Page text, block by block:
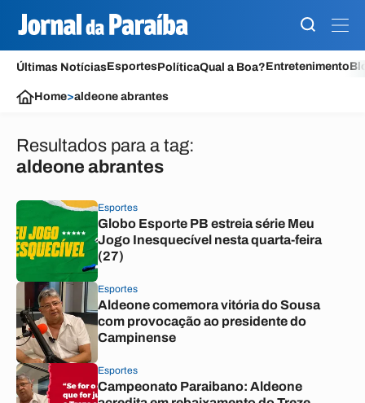
Últimas NotíciasEsportesPolíticaQual a Boa?Entretenimento
Home>aldeone abrantes
Resultados para a tag:
aldeone abrantes
Esportes
Globo Esporte PB estreia série Meu
Jogo Inesquecível nesta quarta-feira
(27)
Esportes
Aldeone comemora vitória do Sousa
com provocação ao presidente do
Campinense
Esportes
Campeonato Paraibano: Aldeone